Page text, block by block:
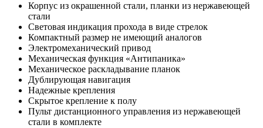
Корпус из окрашенной стали, планки из нержавеющей
стали
Световая индикация прохода в виде стрелок
Компактный размер не имеющий аналогов
Электромеханический привод
Механическая функция «Антипаника»
Механическое раскладывание планок
Дублирующая навигация
Надежные крепления
Скрытое крепление к полу
Пульт дистанционного управления из нержавеющей
стали в комплекте